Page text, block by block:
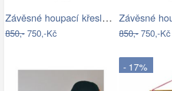
Závěsné houpací křeslo Nikes Blue
850,-750,-Kč 850,-750,-Kč
- 17%